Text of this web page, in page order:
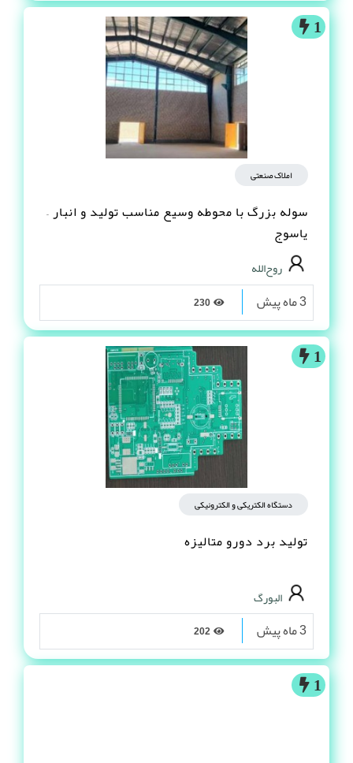
1
املاک صنعتی
سوله بزرگ با محوطه وسیع مناسب تولید و انبار –
یاسوج
روح‌الله
3 ماه پیش
1
دستگاه الکتریکی و الکترونیکی
تولید برد دورو متالیزه
البورگ
3 ماه پیش
1